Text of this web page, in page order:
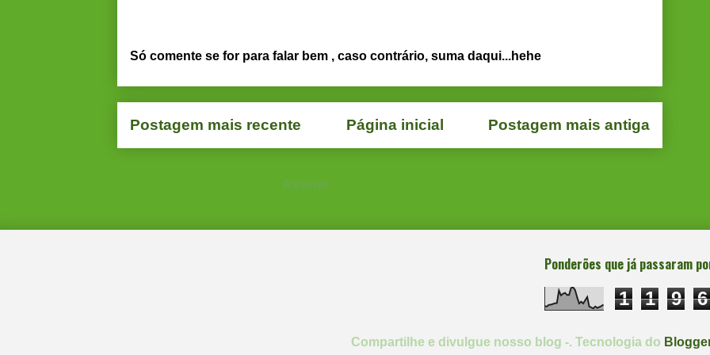
Só comente se for para falar bem , caso contrário, suma daqui...hehe
Postagem mais recente Postagem mais antiga
Página inicial
Assinar:
Ponderões que já passaram
1 1 9 6
Compartilhe e divulgue nosso blog -. Tecnologia do